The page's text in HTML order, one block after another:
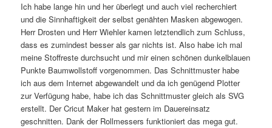
Ich habe lange hin und her überlegt und auch viel recherchiert
und die Sinnhaftigkeit der selbst genähten Masken abgewogen.
Herr Drosten und Herr Wiehler kamen letztendlich zum Schluss,
dass es zumindest besser als gar nichts ist. Also habe ich mal
meine Stoffreste durchsucht und mir einen schönen dunkelblauen
Punkte Baumwollstoff vorgenommen. Das Schnittmuster habe
ich aus dem Internet abgewandelt und da ich genügend Plotter
zur Verfügung habe, habe ich das Schnittmuster gleich als SVG
erstellt. Der Cricut Maker hat gestern im Dauereinsatz
geschnitten. Dank der Rollmessers funktioniert das mega gut.